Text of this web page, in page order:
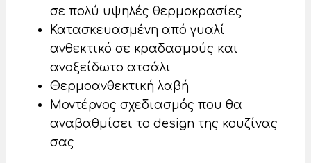
σε πολύ υψηλές θερμοκρασίες
Κατασκευασμένη από γυαλί
ανθεκτικό σε κραδασμούς και
ανοξείδωτο ατσάλι
Θερμοανθεκτική λαβή
Μοντέρνος σχεδιασμός που θα
αναβαθμίσει το design της κουζίνας
σας